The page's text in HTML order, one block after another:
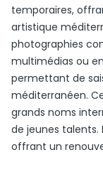
temporaires,
artistique
photographies
multimédias ou
permettant de
méditerranéen.
grands noms
de jeunes talents.
offrant un